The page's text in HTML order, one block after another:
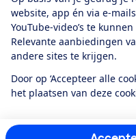
website, app én via e-
YouTube-video’s te
Relevante aanbiedingen
andere sites te krijgen.
Door op ‘Accepteer alle
het plaatsen van deze
Algemene
Cookiebeleid
RSS-
12.901consumenten